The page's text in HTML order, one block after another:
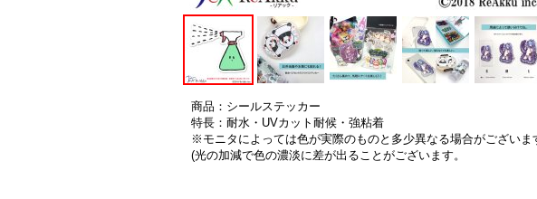
商品：シールステッカー
特長：耐水・UVカット耐候・強粘着
※モニタによっては色が実際のものと多少異なる場合がございま
(光の加減で色の濃淡に差が出ることがございます。